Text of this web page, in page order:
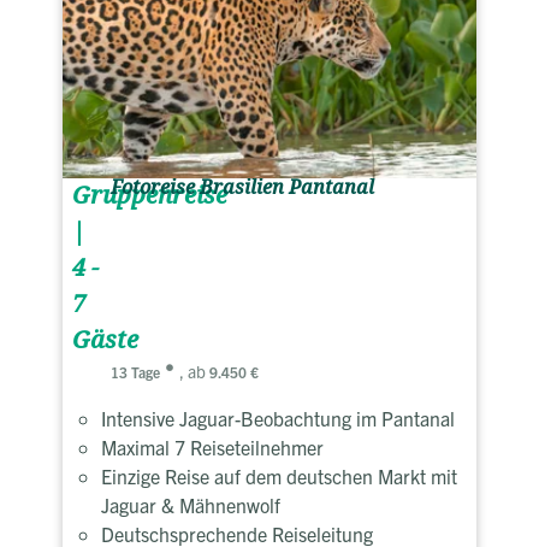
Gruppenreise
|
4 -
7
Gäste
Fotoreise Brasilien Pantanal
13 Tage , ab 9.450 €
Intensive Jaguar-Beobachtung im Pantanal
Maximal 7 Reiseteilnehmer
Einzige Reise auf dem deutschen Markt mit
Jaguar & Mähnenwolf
Deutschsprechende Reiseleitung